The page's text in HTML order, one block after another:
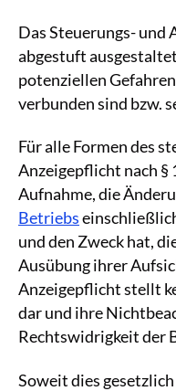
Das Steuerungs- und
abgestuft
potenziellen
verbunden sind bzw.
Für alle Formen des
Anzeigepflicht nach §
Aufnahme, die
Betriebs
und den Zweck hat,
Ausübung ihrer
Anzeigepflicht stellt
dar und ihre
Rechtswidrigkeit der
Soweit dies